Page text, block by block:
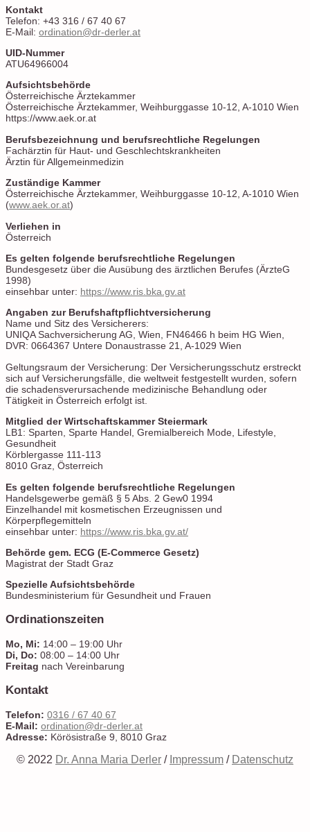
Kontakt
Telefon: +43 316 / 67 40 67
E-Mail: ordination@dr-derler.at
UID-Nummer
ATU64966004
Aufsichtsbehörde
Österreichische Ärztekammer
Österreichische Ärztekammer, Weihburggasse 10-12, A-1010 Wien
https://www.aek.or.at
Berufsbezeichnung und berufsrechtliche Regelungen
Fachärztin für Haut- und Geschlechtskrankheiten
Ärztin für Allgemeinmedizin
Zuständige Kammer
Österreichische Ärztekammer, Weihburggasse 10-12, A-1010 Wien
(www.aek.or.at)
Verliehen in
Österreich
Es gelten folgende berufsrechtliche Regelungen
Bundesgesetz über die Ausübung des ärztlichen Berufes (ÄrzteG
1998)
einsehbar unter: https://www.ris.bka.gv.at
Angaben zur Berufs­haftpflicht­versicherung
Name und Sitz des Versicherers:
UNIQA Sachversicherung AG, Wien, FN46466 h beim HG Wien,
DVR: 0664367 Untere Donaustrasse 21, A-1029 Wien
Geltungsraum der Versicherung: Der Versicherungsschutz erstreckt
sich auf Versicherungsfälle, die weltweit festgestellt wurden, sofern
die schadensverursachende medizinische Behandlung oder
Tätigkeit in Österreich erfolgt ist.
Mitglied der Wirtschaftskammer Steiermark
LB1: Sparten, Sparte Handel, Gremialbereich Mode, Lifestyle,
Gesundheit
Körblergasse 111-113
8010 Graz, Österreich
Es gelten folgende berufsrechtliche Regelungen
Handelsgewerbe gemäß § 5 Abs. 2 Gew0 1994
Einzelhandel mit kosmetischen Erzeugnissen und
Körperpflegemitteln
einsehbar unter: https://www.ris.bka.gv.at/
Behörde gem. ECG (E-Commerce Gesetz)
Magistrat der Stadt Graz
Spezielle Aufsichtsbehörde
Bundesministerium für Gesundheit und Frauen
Ordinationszeiten
Mo, Mi: 14:00 – 19:00 Uhr
Di, Do: 08:00 – 14:00 Uhr
Freitag nach Vereinbarung
Kontakt
Telefon: 0316 / 67 40 67
E-Mail: ordination@dr-derler.at
Adresse: Körösistraße 9, 8010 Graz
© 2022 Dr. Anna Maria Derler / Impressum / Datenschutz